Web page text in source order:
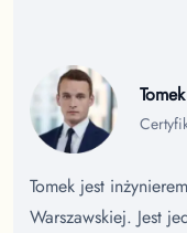
Tomek jest
Warszawskiej. Jest